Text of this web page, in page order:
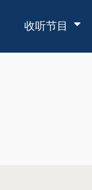
收听节目